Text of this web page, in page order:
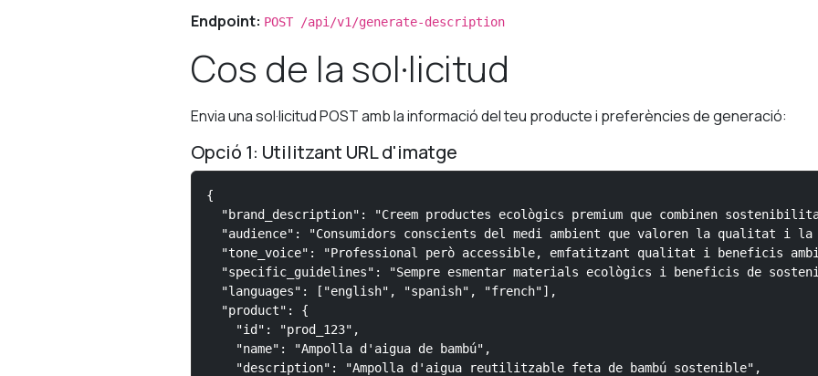
Endpoint: POST /api/v1/generate-description
Cos de la sol·licitud
Envia una sol·licitud POST amb la informació del teu producte i preferències de generació:
Opció 1: Utilitzant URL d'imatge
{
"brand_description": "Creem productes ecològics premium que combinen
"audience": "Consumidors conscients del medi ambient que valoren la qualitat i la
"tone_voice": "Professional però accessible, emfatitzant qualitat i beneficis
"specific_guidelines": "Sempre esmentar materials ecològics i beneficis de
  "languages": ["english", "spanish", "french"],
  "product": {
    "id": "prod_123",
    "name": "Ampolla d'aigua de bambú",
    "description": "Ampolla d'aigua reutilitzable feta de bambú sostenible",